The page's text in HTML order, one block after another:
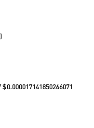
)
$0.000017141850266071